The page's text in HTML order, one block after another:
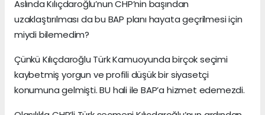
Aslında Kılıçdaroğlu’nun CHP’nin başından
uzaklaştırılması da bu BAP planı hayata geçrilmesi için
miydi bilemedim?
Çünkü Kılıçdaroğlu Türk Kamuoyunda birçok seçimi
kaybetmiş yorgun ve profili düşük bir siyasetçi
konumuna gelmişti. BU hali ile BAP’a hizmet edemezdi.